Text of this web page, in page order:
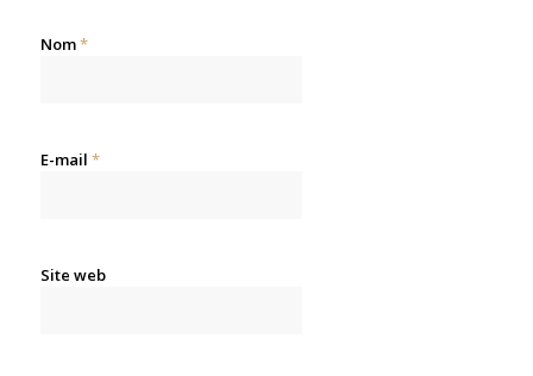
Nom*
E-mail *
Site web